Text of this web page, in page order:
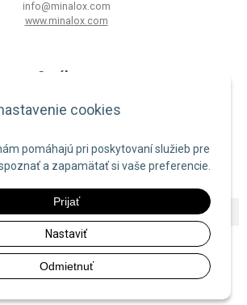
cookies
pomáhajú pri poskytovaní služieb pre
a zapamätať si vaše preferencie.
Prijať
Nastaviť
Odmietnuť
info@minalox.com
www.minalox.com
O nákupe
Zásady používania cookies